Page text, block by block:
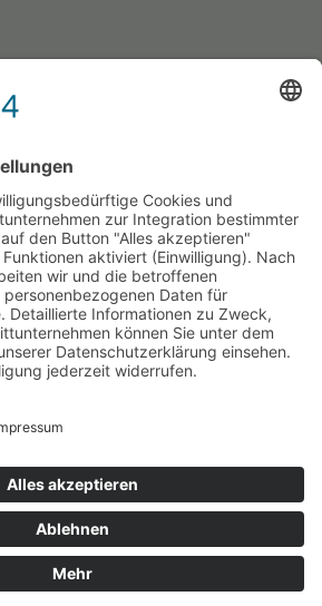
Meta
Aktuell Fotos
Kontakt
Datenschutzerklärung
Cookie-Einstellungen